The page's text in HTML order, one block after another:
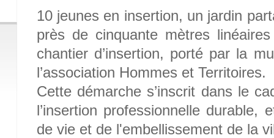
10 jeunes en insertion, un jardin
près de cinquante mètres
chantier d’insertion, porté par la
l’association Hommes et Territoires.
Cette démarche s’inscrit dans le
l’insertion professionnelle durable,
de vie et de l'embellissement de la